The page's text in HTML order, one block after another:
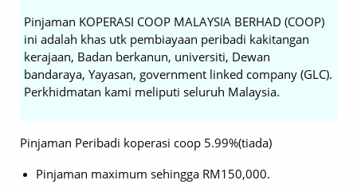
Pinjaman KOPERASI COOP MALAYSIA BERHAD (COOP)
ini adalah khas utk pembiayaan peribadi kakitangan
kerajaan, Badan berkanun, universiti, Dewan
bandaraya, Yayasan, government linked company (GLC).
Perkhidmatan kami meliputi seluruh Malaysia.
Pinjaman Peribadi koperasi coop 5.99%(tiada)
Pinjaman maximum sehingga RM150,000.